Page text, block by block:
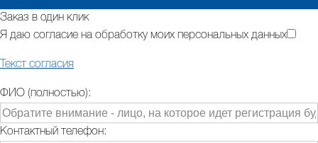
Заказ в один клик
Я даю согласие на обработку моих персональных данных
Текст согласия
ФИО (полностью):
Контактный телефон: